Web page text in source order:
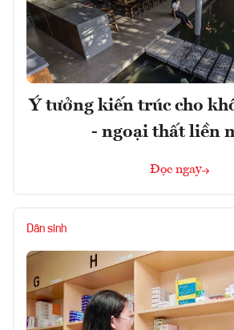
Ý tưởng kiến trúc cho
- ngoại thất liền
Đọc ngay
Dân sinh